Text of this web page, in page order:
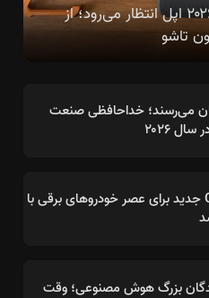
هرآنچه از رویداد سپتامبر ۲۰۲۶ اپل انتظار می‌رود؛ از
می‌رسند؛ خداحافظی صنعت
مرسدس GLA 2028 جدید برای عصر خودروهای برقی با
بزرگ هوش مصنوعی؛ وقت